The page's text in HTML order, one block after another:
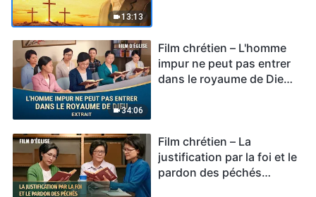
13:13
34:06
Film chrétien – L'homme
impur ne peut pas entrer
dans le royaume de Dieu
Film chrétien – La
justification par la foi et le
pardon des péchés